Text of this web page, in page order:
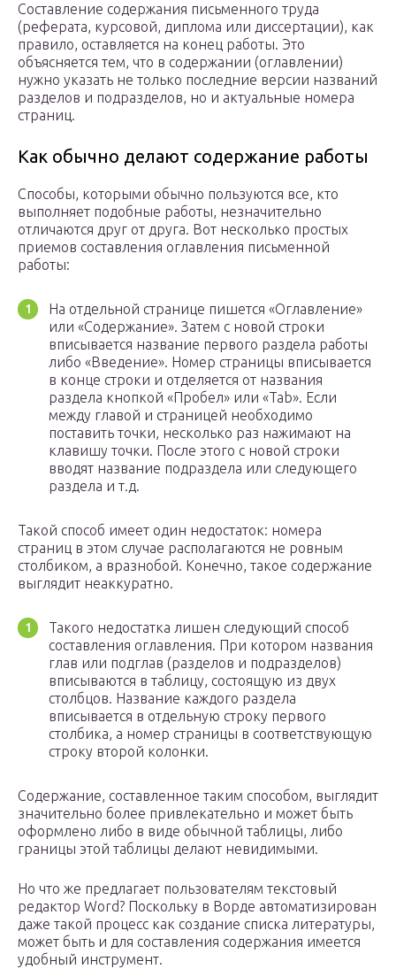
Составление содержания письменного труда
(реферата, курсовой, диплома или диссертации), как
правило, оставляется на конец работы. Это
объясняется тем, что в содержании (оглавлении)
нужно указать не только последние версии названий
разделов и подразделов, но и актуальные номера
страниц.
Как обычно делают содержание работы
Способы, которыми обычно пользуются все, кто
выполняет подобные работы, незначительно
отличаются друг от друга. Вот несколько простых
приемов составления оглавления письменной
работы:
На отдельной странице пишется «Оглавление»
или «Содержание». Затем с новой строки
вписывается название первого раздела работы
либо «Введение». Номер страницы вписывается
в конце строки и отделяется от названия
раздела кнопкой «Пробел» или «Tab». Если
между главой и страницей необходимо
поставить точки, несколько раз нажимают на
клавишу точки. После этого с новой строки
вводят название подраздела или следующего
раздела и т.д.
Такой способ имеет один недостаток: номера
страниц в этом случае располагаются не ровным
столбиком, а вразнобой. Конечно, такое содержание
выглядит неаккуратно.
Такого недостатка лишен следующий способ
составления оглавления. При котором названия
глав или подглав (разделов и подразделов)
вписываются в таблицу, состоящую из двух
столбцов. Название каждого раздела
вписывается в отдельную строку первого
столбика, а номер страницы в соответствующую
строку второй колонки.
Содержание, составленное таким способом, выглядит
значительно более привлекательно и может быть
оформлено либо в виде обычной таблицы, либо
границы этой таблицы делают невидимыми.
Но что же предлагает пользователям текстовый
редактор Word? Поскольку в Ворде автоматизирован
даже такой процесс как создание списка литературы,
может быть и для составления содержания имеется
удобный инструмент.